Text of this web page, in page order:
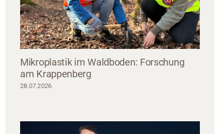
Mikroplastik im Waldboden: Forschung
am Krappenberg
28.07.2026